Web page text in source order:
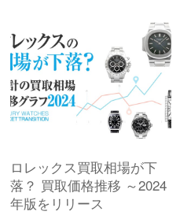
ロレックス買取相場が下
落？ 買取価格推移 ～2024
年版をリリース